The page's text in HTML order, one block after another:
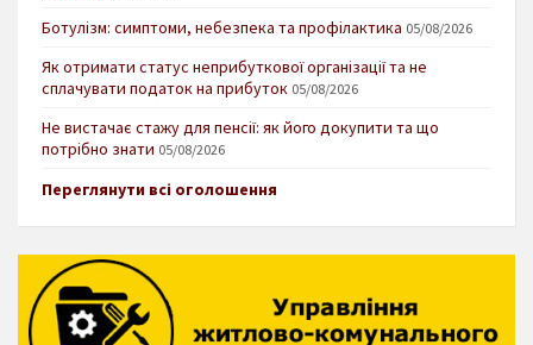
Ботулізм: симптоми, небезпека та профілактика 05/08/2026
Як отримати статус неприбуткової організації та не
сплачувати податок на прибуток 05/08/2026
Не вистачає стажу для пенсії: як його докупити та що
потрібно знати 05/08/2026
Переглянути всі оголошення